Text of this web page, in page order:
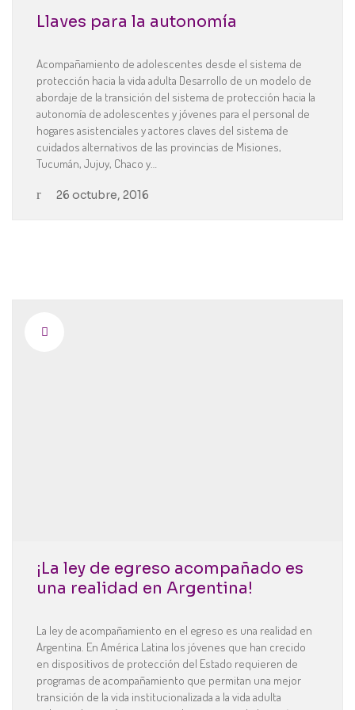
Llaves para la autonomía
Acompañamiento de adolescentes desde el sistema de
protección hacia la vida adulta Desarrollo de un modelo de
abordaje de la transición del sistema de protección hacia la
autonomía de adolescentes y jóvenes para el personal de
hogares asistenciales y actores claves del sistema de
cuidados alternativos de las provincias de Misiones,
Tucumán, Jujuy, Chaco y…
26 octubre, 2016
¡La ley de egreso acompañado es
una realidad en Argentina!
La ley de acompañamiento en el egreso es una realidad en
Argentina. En América Latina los jóvenes que han crecido
en dispositivos de protección del Estado requieren de
programas de acompañamiento que permitan una mejor
transición de la vida institucionalizada a la vida adulta